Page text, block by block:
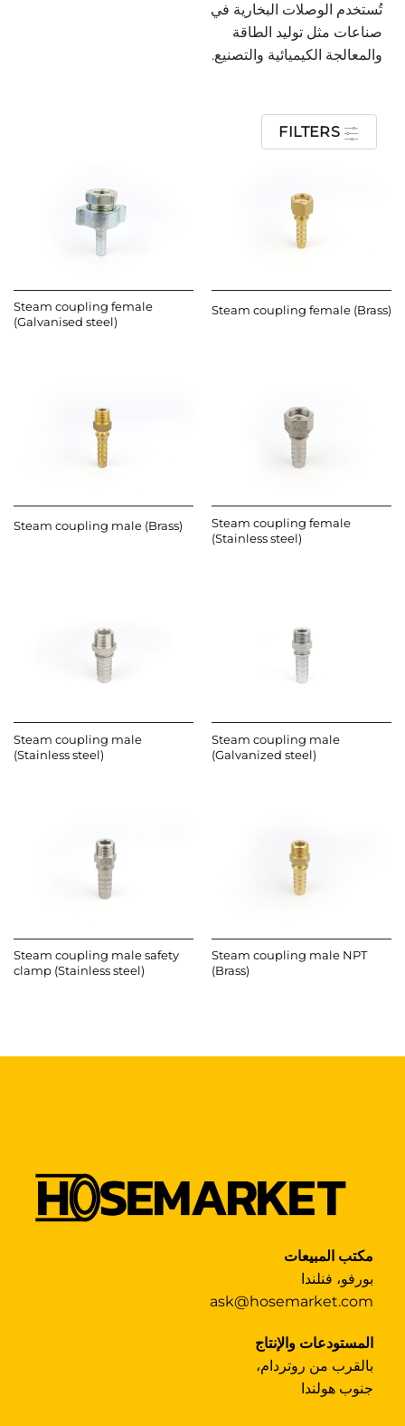
تُستخدم الوصلات البخارية في
صناعات مثل توليد الطاقة
والمعالجة الكيميائية والتصنيع.
Steam coupling female (Brass)
Steam coupling female
(Galvanised steel)
Steam coupling female
(Stainless steel)
Steam coupling male (Brass)
Steam coupling male
(Galvanized steel)
Steam coupling male
(Stainless steel)
Steam coupling male NPT
(Brass)
Steam coupling male safety
clamp (Stainless steel)
مكتب المبيعات
بورفو، فنلندا
ask@hosemarket.com
المستودعات والإنتاج
بالقرب من روتردام،
جنوب هولندا